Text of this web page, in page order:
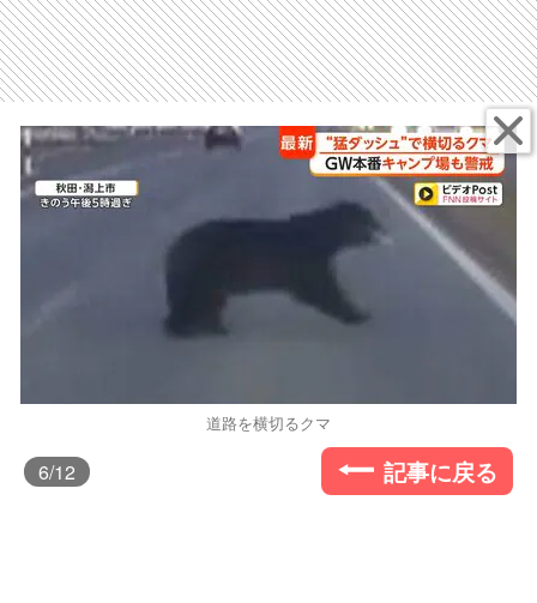
道路を横切るクマ
6/12 記事に戻る